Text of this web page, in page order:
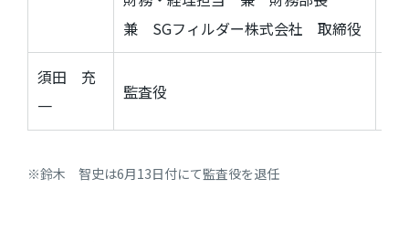
兼 SGフィルダー株式会社 取締役
須田 充
一
監査役
※鈴木 智史は6月13日付にて監査役を退任